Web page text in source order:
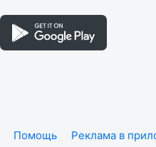
Помощь Реклама в